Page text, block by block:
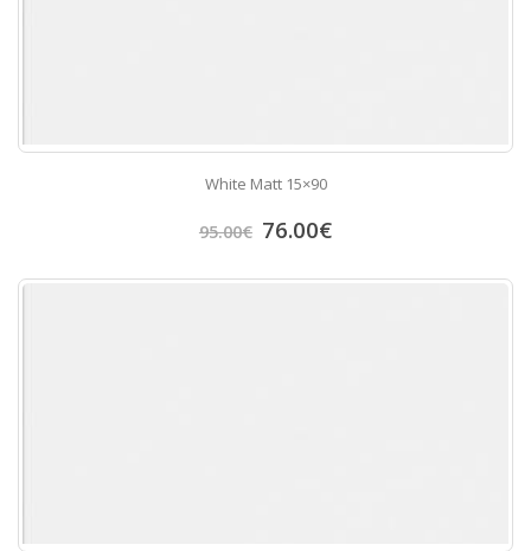
White Matt 15×90
95.00€ 76.00€